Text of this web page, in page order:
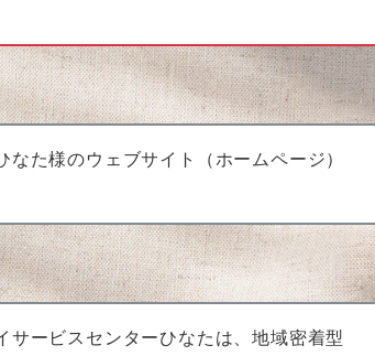
た様のウェブサイト（ホームページ）
ービスセンターひなたは、地域密着型